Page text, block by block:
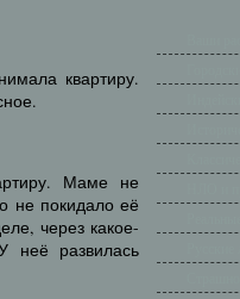
квартиру.
Маме не
не покидало её
через какое-
неё развилась